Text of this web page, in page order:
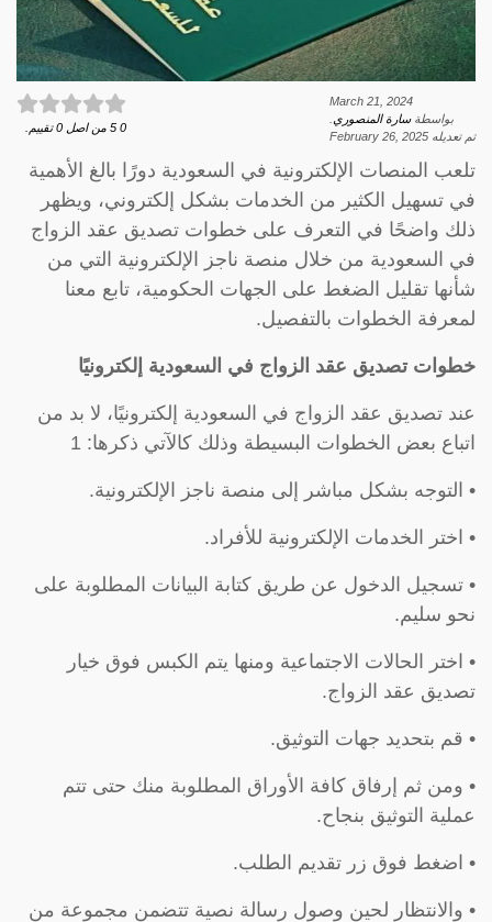
March 21, 2024
بواسطةسارة المنصوري
تم تعديله February 26, 2025
0
5 من اصل 0 تقييم.
تلعب المنصات الإلكترونية في السعودية دورًا بالغ الأهمية
في تسهيل الكثير من الخدمات بشكل إلكتروني، ويظهر
ذلك واضحًا في التعرف على خطوات تصديق عقد الزواج
في السعودية من خلال منصة ناجز الإلكترونية التي من
شأنها تقليل الضغط على الجهات الحكومية، تابع معنا
لمعرفة الخطوات بالتفصيل.
خطوات تصديق عقد الزواج في السعودية إلكترونيًا
عند تصديق عقد الزواج في السعودية إلكترونيًا، لا بد من
اتباع بعض الخطوات البسيطة وذلك كالآتي ذكرها: 1
• التوجه بشكل مباشر إلى منصة ناجز الإلكترونية.
• اختر الخدمات الإلكترونية للأفراد.
• تسجيل الدخول عن طريق كتابة البيانات المطلوبة على
نحو سليم.
• اختر الحالات الاجتماعية ومنها يتم الكبس فوق خيار
تصديق عقد الزواج.
• قم بتحديد جهات التوثيق.
• ومن ثم إرفاق كافة الأوراق المطلوبة منك حتى تتم
عملية التوثيق بنجاح.
• اضغط فوق زر تقديم الطلب.
• والانتظار لحين وصول رسالة نصية تتضمن مجموعة من